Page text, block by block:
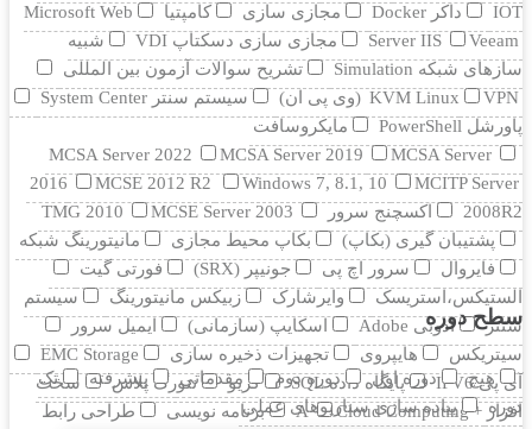
IOT
داکر Docker مجازی سازی کامپتیا
Microsoft Web
Server IIS
Veeam مجازی سازی دسکتاپ VDI
شبیه
سازهای شبکه Simulation
تشریح سوالات آزمون بین المللی
KVM Linux
VPN (وی پی ان)
سیستم سنتر System Center
پاورشل PowerShell
مایکروسافت
MCSA Server 2022
MCSA Server 2019
MCSA Server
2016
MCSE 2012 R2 Windows 7, 8.1, 10
MCITP Server
2008R2
اکسچنج سرور TMG 2010
MCSE Server 2003
پشتیبان گیری (بکاپ)
بکاپ محیط مجازی
مانيتورينگ شبکه
فایروال
سرور اچ پی جونیپر (SRX)
فورتی گیت
الستیکس،استریسک
وایرشارک زبیکس مانیتورینگ
سیستم
سنتر
ادوبی Adobe اسکایپ (سازمانی)
ایمیل سرور
سیتریکس
هایپروی تجهیزات ذخیره سازی
EMC Storage
آی پی IPV6
پایگاه داده SQL کریو نتورک پلاس
سخت
افزار +ACloud Computing برنامه نویسی
طراحی رابط
سطح دوره
هیچ دوره اول دوره دوم مقدماتی پیشرفته
تک
دوره
پیاده سازی سناریوهای عملی